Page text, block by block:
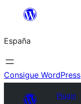
Saltar
contenido
España
Consigue WordPress
Plugin